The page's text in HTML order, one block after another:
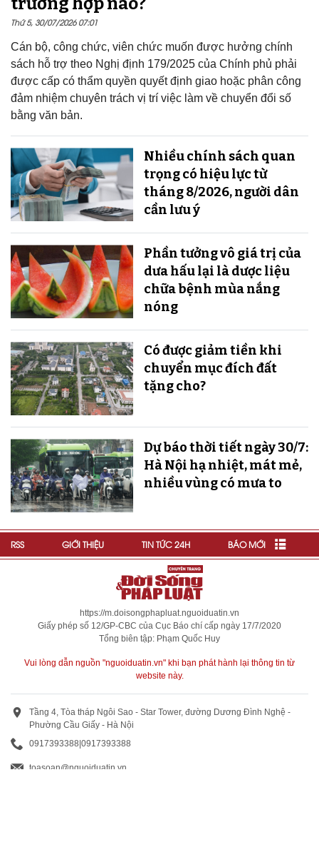
Thứ 5, 30/07/2026 07:01
Cán bộ, công chức, viên chức muốn được hưởng chính
sách hỗ trợ theo Nghị định 179/2025 của Chính phủ phải
được cấp có thẩm quyền quyết định giao hoặc phân công
đảm nhiệm chuyên trách vị trí việc làm về chuyển đổi số
bằng văn bản.
Nhiều chính sách quan
trọng có hiệu lực từ
tháng 8/2026, người dân
cần lưu ý
Phần tưởng vô giá trị của
dưa hấu lại là dược liệu
chữa bệnh mùa nắng
nóng
Có được giảm tiền khi
chuyển mục đích đất
tặng cho?
Dự báo thời tiết ngày 30/7:
Hà Nội hạ nhiệt, mát mẻ,
nhiều vùng có mưa to
RSS GIỚI THIỆU TIN TỨC 24H BÁO MỚI
https://m.doisongphapluat.nguoiduatin.vn
Giấy phép số 12/GP-CBC của Cục Báo chí cấp ngày 17/7/2020
Tổng biên tập: Phạm Quốc Huy
Vui lòng dẫn nguồn "nguoiduatin.vn" khi bạn phát hành lại thông tin từ
website này.
Tầng 4, Tòa tháp Ngôi Sao - Star Tower, đường Dương Đình Nghệ -
Phường Cầu Giấy - Hà Nội
0917393388 0917393388
toasoan@nguoiduatin.vn